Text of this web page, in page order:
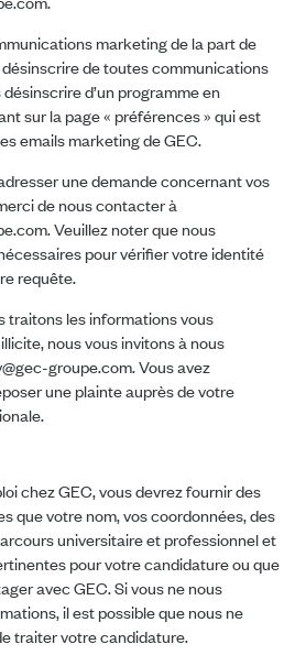
marketing de la part de
de toutes communications
d’un programme en
sur la page « préférences » qui est
emails marketing de GEC.
une demande concernant vos
de nous contacter à
Veuillez noter que nous
pour vérifier votre identité
requête.
traitons les informations vous
nous vous invitons à nous
groupe.com. Vous avez
une plainte auprès de votre
chez GEC, vous devrez fournir des
que votre nom, vos coordonnées, des
universitaire et professionnel et
pour votre candidature ou que
avec GEC. Si vous ne nous
il est possible que nous ne
traiter votre candidature.